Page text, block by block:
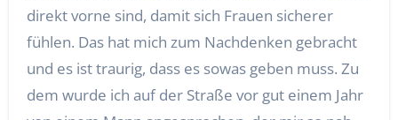
direkt vorne sind, damit sich Frauen sicherer
fühlen. Das hat mich zum Nachdenken gebracht
und es ist traurig, dass es sowas geben muss. Zu
dem wurde ich auf der Straße vor gut einem Jahr